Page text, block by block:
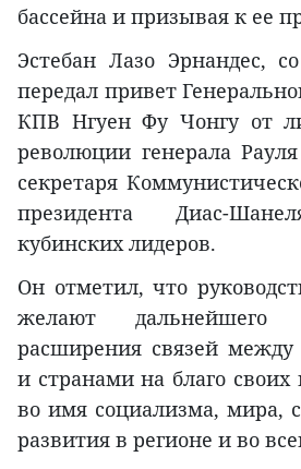
бассейна и призывая к ее
Эстебан Лазо Эрнандес,
передал привет
КПВ Нгуен Фу Чонгу от
революции генерала
секретаря
президента Диас-
кубинских лидеров.
Он отметил, что
желают дальнейшего
расширения связей
и странами на благо своих
во имя социализма, мира,
развития в регионе и во